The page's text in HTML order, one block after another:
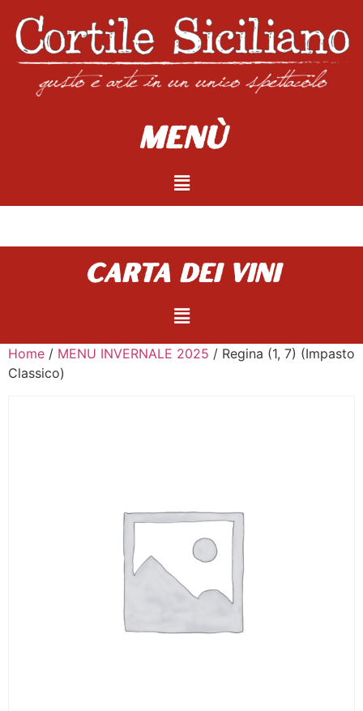
Menù
carta dei vini
Home / MENU INVERNALE 2025 / Regina (1, 7) (Impasto
Classico)